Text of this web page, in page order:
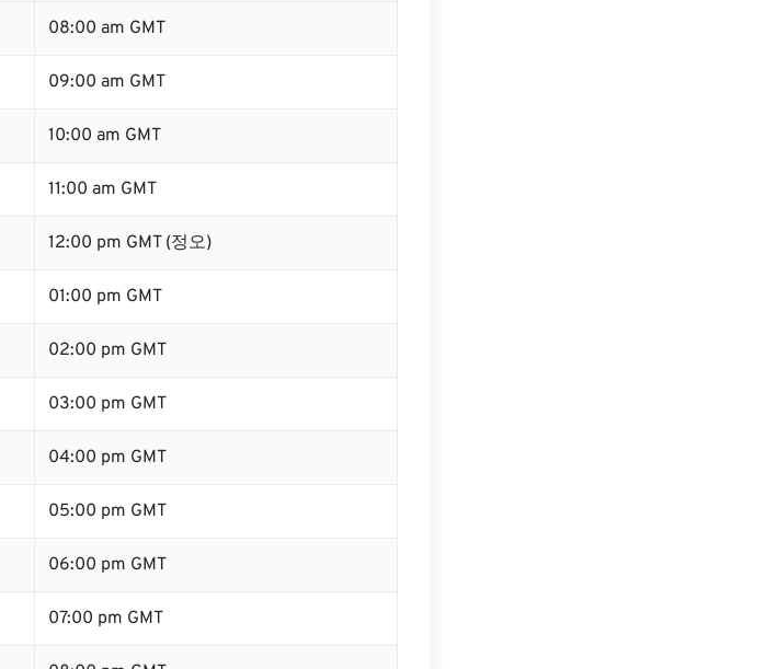
08:00 am GMT
09:00 am GMT
10:00 am GMT
11:00 am GMT
12:00 pm GMT (정오)
01:00 pm GMT
02:00 pm GMT
03:00 pm GMT
04:00 pm GMT
05:00 pm GMT
06:00 pm GMT
07:00 pm GMT